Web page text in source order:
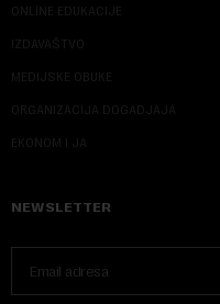
ONLINE EDUKACIJE
IZDAVAŠTVO
MEDIJSKE OBUKE
ORGANIZACIJA DOGADJAJA
EKONOM I JA
NEWSLETTER